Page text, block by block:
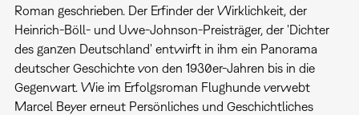
Roman geschrieben. Der Erfinder der Wirklichkeit, der
Heinrich-Böll- und Uwe-Johnson-Preisträger, der 'Dichter
des ganzen Deutschland' entwirft in ihm ein Panorama
deutscher Geschichte von den 1930er-Jahren bis in die
Gegenwart. Wie im Erfolgsroman Flughunde verwebt
Marcel Beyer erneut Persönliches und Geschichtliches